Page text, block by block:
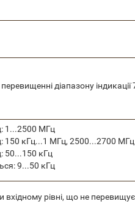
діапазону індикації
1...2500 МГц
150 кГц...1 МГц, 2500...2700 МГц
50...150 кГц
9...50 кГц
вхідному рівні, що не